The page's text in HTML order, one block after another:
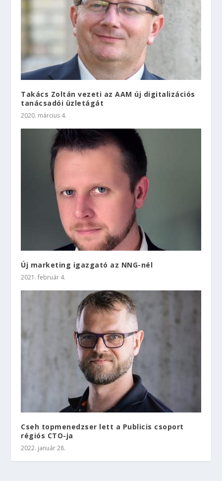
Takács Zoltán vezeti az AAM új digitalizációs
tanácsadói üzletágát
2020. március 4.
Új marketing igazgató az NNG-nél
2021. február 4.
Cseh topmenedzser lett a Publicis csoport
régiós CTO-ja
2022. január 28.